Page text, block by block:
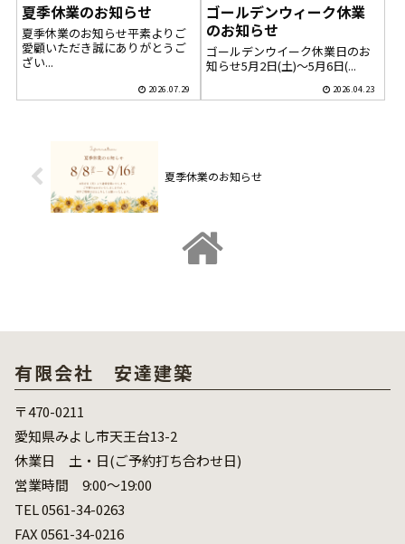
夏季休業のお知らせ
夏季休業のお知らせ平素よりご
愛顧いただき誠にありがとうご
ざい...
2026.07.29
ゴールデンウィーク休業
のお知らせ
ゴールデンウイーク休業日のお
知らせ5月2日(土)～5月6日(...
2026.04.23
夏季休業のお知らせ
有限会社 安達建築
〒470-0211
愛知県みよし市天王台13-2
休業日 土・日(ご予約打ち合わせ日)
営業時間 9:00～19:00
TEL 0561-34-0263
FAX 0561-34-0216